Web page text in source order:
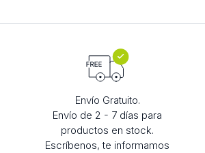
Envío Gratuito.
Envío de 2 - 7 días para
productos en stock.
Escríbenos, te informamos